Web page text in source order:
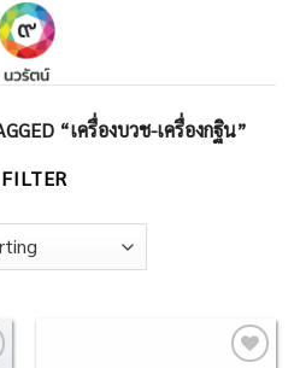
“เครื่องบวช-เครื่องกฐิน”
FILTER